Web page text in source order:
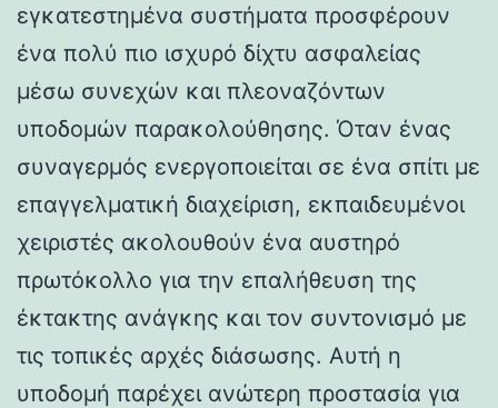
εγκατεστημένα συστήματα προσφέρουν
ένα πολύ πιο ισχυρό δίχτυ ασφαλείας
μέσω συνεχών και πλεοναζόντων
υποδομών παρακολούθησης. Όταν ένας
συναγερμός ενεργοποιείται σε ένα σπίτι με
επαγγελματική διαχείριση, εκπαιδευμένοι
χειριστές ακολουθούν ένα αυστηρό
πρωτόκολλο για την επαλήθευση της
έκτακτης ανάγκης και τον συντονισμό με
τις τοπικές αρχές διάσωσης. Αυτή η
υποδομή παρέχει ανώτερη προστασία για